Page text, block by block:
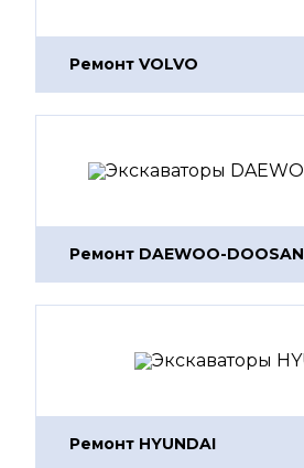
Ремонт VOLVO
Ремонт DAEWOO-DOOSAN
Ремонт HYUNDAI